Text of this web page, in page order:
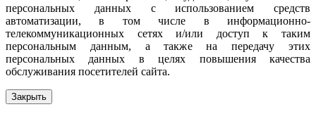
персональных данных с использованием средств
автоматизации, в том числе в информационно-
телекоммуникационных сетях и/или доступ к таким
персональным данным, а также на передачу этих
персональных данных в целях повышения качества
обслуживания посетителей сайта.
Закрыть